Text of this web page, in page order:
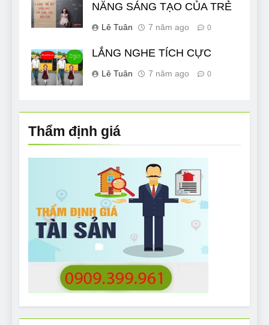
NĂNG SÁNG TẠO CỦA TRẺ
Lê Tuân 7 năm ago 0
LẮNG NGHE TÍCH CỰC
Lê Tuân 7 năm ago 0
Thẩm định giá